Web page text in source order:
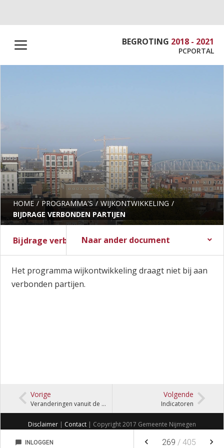
BEGROTING 2018 - 2021
PCPORTAL
HOME PROGRAMMA'S
WIJKONTWIKKELING
BIJDRAGE VERBONDEN PARTIJEN
Naar ander document
Stadsbegroting 2017
Zomernota 2017
Slotwijziging 2016
Stadsrekening 2016
Stads- en Wijkmonitor
Bijdrage verbonden partijen
Het programma wijkontwikkeling draagt niet bij aan
verbonden partijen.
Vorige
Veranderingen vanuit de Zomernota
Volgende
Indicatoren
Disclaimer | Contact | Copyright 2017 Gemeente Nijmegen
FAVORIETEN
chat_bubble INLOGGEN keyboard_arrow_left 269 / 405 keyboard_arrow_right